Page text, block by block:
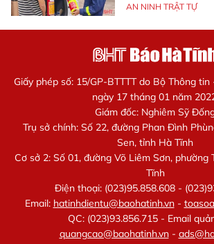
AN NINH TRẬT TỰ
Giấy phép số: 15/GP-BTTTT do Bộ Thông
ngày 17 tháng 01 năm
Giám đốc: Nghiêm Sỹ
Trụ sở chính: Số 22, đường Phan Đình
Sen, tỉnh Hà Tĩnh
Cơ sở 2: Số 01, đường Võ Liêm Sơn, phường
Tĩnh
Điện thoại: (023)95.858.608 -
Email: hatinhdientu@baohatinh.vn-
QC: (023)93.856.715 - Email
quangcao@baohatinh.vn-